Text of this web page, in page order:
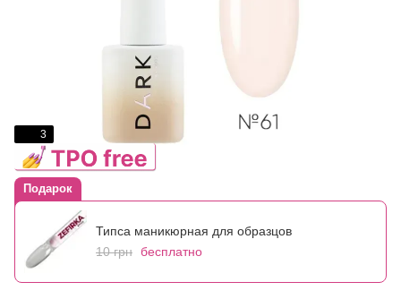
3
Подарок
Типса маникюрная для образцов
10 грн бесплатно